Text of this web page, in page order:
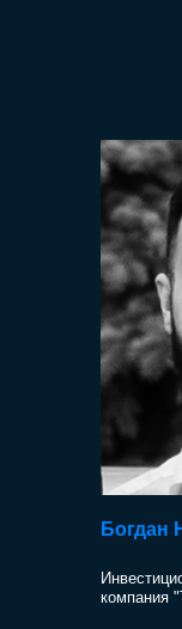
Богдан
компания